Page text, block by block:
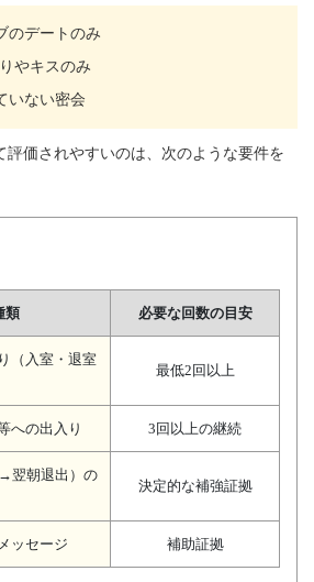
のデートのみ
やキスのみ
いない密会
評価されやすいのは、次のような要件を
類 必要な回数の目安
（入室・退室
最低2回以上
への出入り 3回以上の継続
翌朝退出）の
決定的な補強証拠
ッセージ 補助証拠